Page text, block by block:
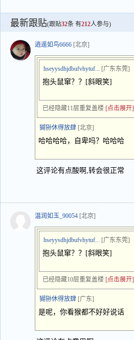
最新跟贴(跟贴32条 有212人参与)
逍遥如鸟6666 [北京]
hseyysdhjdbufvhytuf... [广东东莞]
抱头鼠窜？？[斜眼笑]
已经隐藏11层重复盖楼 [点击展开]
猢狲休得放肆 [北京]
哈哈哈哈，自卑吗？哈哈哈
这评论有点酸啊,转会很正常
温润如玉_90054 [北京]
hseyysdhjdbufvhytuf... [广东东莞]
抱头鼠窜？？[斜眼笑]
已经隐藏10层重复盖楼 [点击展开]
猢狲休得放肆 [广东]
是呢，你看猴都不好好说话